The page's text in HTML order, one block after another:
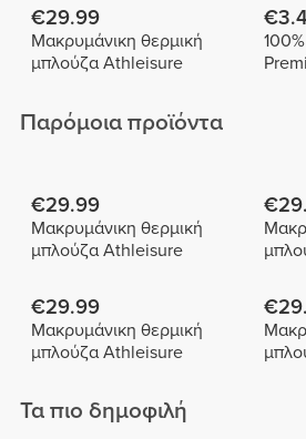
€29.99
Μακρυμάνικη θερμική
μπλούζα Athleisure
Παρόμοια προϊόντα
€29.99
Μακρυμάνικη θερμική
μπλούζα Athleisure
€29.99
Μακρυμάνικη θερμική
μπλούζα Athleisure
Τα πιο δημοφιλή